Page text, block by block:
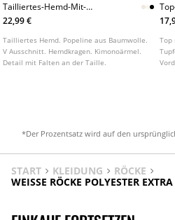
Tailliertes-Hemd-Mit-
Kimonoarmeln-Und-Falten
22,99 €
Tailliertes Hemd. Popeline aus Baumwolle.
V Ausschnitt. Hemdkragen. Kimonoärmel.
Detail mit Falten an der Taille.
Top
*Der Prozentsatz wird auf den
START KLEIDUNG
RÖCKE
WEISSE RÖCKE POLYESTER EXTRA